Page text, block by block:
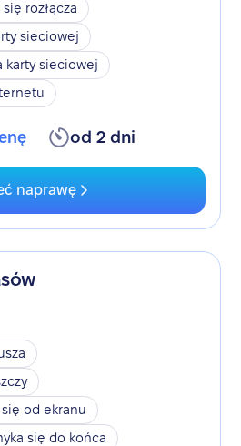
rozłącza
sieciowej
karty sieciowej
od 2 dni
naprawę
od ekranu
się do końca